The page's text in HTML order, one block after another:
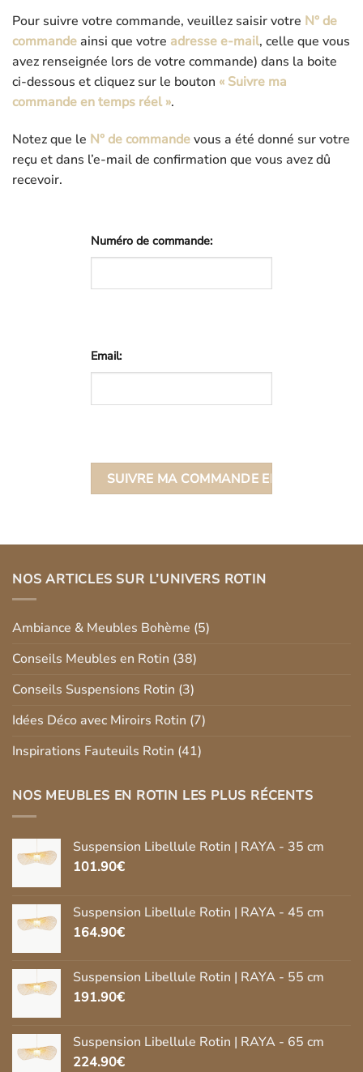
Pour suivre votre commande, veuillez saisir votre N° de
commandeainsi que votre adresse e-mail, celle que vous
avez renseignée lors de votre commande) dans la boite
ci-dessous et cliquez sur le bouton « Suivre ma
commande en temps réel ».
Notez que le N° de commandevous a été donné sur votre
reçu et dans l’e-mail de confirmation que vous avez dû
recevoir.
Numéro de commande:
Email:
NOS ARTICLES SUR L’UNIVERS ROTIN
Ambiance & Meubles Bohème (5)
Conseils Meubles en Rotin (38)
Conseils Suspensions Rotin (3)
Idées Déco avec Miroirs Rotin (7)
Inspirations Fauteuils Rotin (41)
NOS MEUBLES EN ROTIN LES PLUS RÉCENTS
Suspension Libellule Rotin | RAYA - 35 cm
101.90€
Suspension Libellule Rotin | RAYA - 45 cm
164.90€
Suspension Libellule Rotin | RAYA - 55 cm
191.90€
Suspension Libellule Rotin | RAYA - 65 cm
224.90€